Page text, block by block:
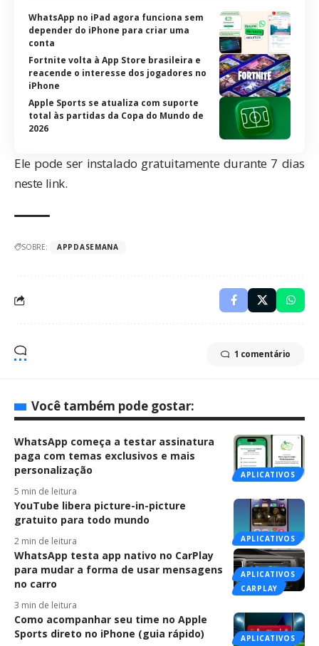
WhatsApp no iPad agora funciona sem
depender do iPhone para criar uma
conta
Fortnite volta à App Store brasileira e
reacende o interesse dos jogadores no
iPhone
Apple Sports se atualiza com suporte
total às partidas da Copa do Mundo de
2026
Ele pode ser instalado gratuitamente durante 7 dias
neste link.
SOBRE: APPDASEMANA
1 comentário
Você também pode gostar:
APLICATIVOS
WhatsApp começa a testar assinatura
paga com temas exclusivos e mais
personalização
5 min de leitura
APLICATIVOS
YouTube libera picture-in-picture
gratuito para todo mundo
2 min de leitura
APLICATIVOS
CARPLAY
WhatsApp testa app nativo no CarPlay
para mudar a forma de usar mensagens
no carro
3 min de leitura
APLICATIVOS
Como acompanhar seu time no Apple
Sports direto no iPhone (guia rápido)